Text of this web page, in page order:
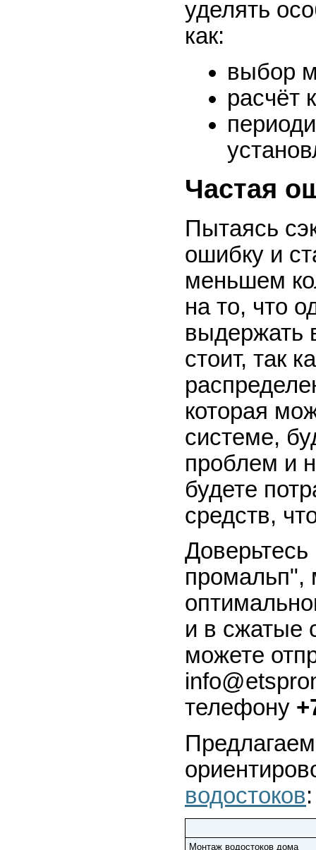
уделять
как:
выбор
расчёт
Частая
Пытаясь
ошибку и
меньшем
на то, что
выдержать
стоит, так
которая
системе,
проблем и
будете
средств,
промальп",
и в сжатые
можете
телефону
водостоков:
Монтаж водостоков дома